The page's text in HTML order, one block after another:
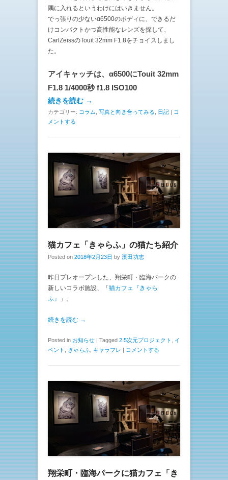
隅に入れるというわけにはいきません。
でっ張りの少ないα6500のボディに、できるだ
けコンパクトかつ高性能なレンズを探して、
CarlZeissのTouit 32mm F1.8をチョイスしまし
た。
アイキャッチは、α6500にTouit 32mm
F1.8 1/4000秒 f1.8 ISO100
続きを読む →
カテゴリー: コラム 写真と向き合ってみる 日記 | コ
メントする
猫カフェ「きゃらふ」の猫たち紹介
Posted on 2018年2月23日 by 濱田功志
昨日プレオープンした、翔栄町・臨海パークの
新しいコラボ施設、「 猫カフェ『きゃら
ふ』
」。
続きを読む →
Posted in お知らせ | Tagged 2.5次元プロジェクト
イ
ベント
きゃらふ キャラフレ | コメントする
翔栄町・臨海パークに猫カフェ「き